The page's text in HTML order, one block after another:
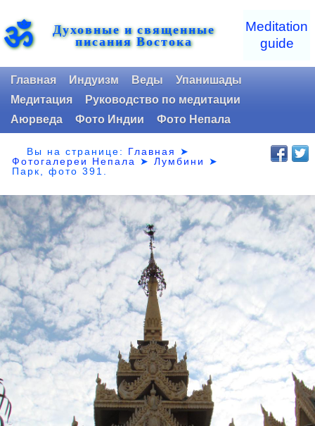
ॐ Духовные и священные
писания Востока
Meditation
guide
Главная Индуизм Веды
Упанишады
Медитация
Руководство по медитации
Аюрведа
Фото Индии Фото Непала
Вы на странице: Главная
➤
Фотогалереи Непала
➤Лумбини
➤
Парк,фото 391.